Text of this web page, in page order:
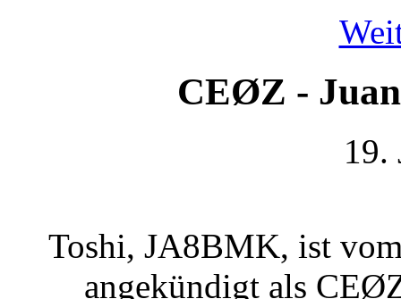
CEØZ -
19.
Toshi, JA8BMK, ist
angekündigt als